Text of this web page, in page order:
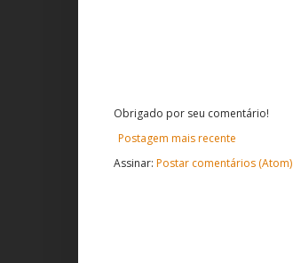
Obrigado por seu comentário!
Postagem mais recente
Assinar: Postar comentários (Atom)